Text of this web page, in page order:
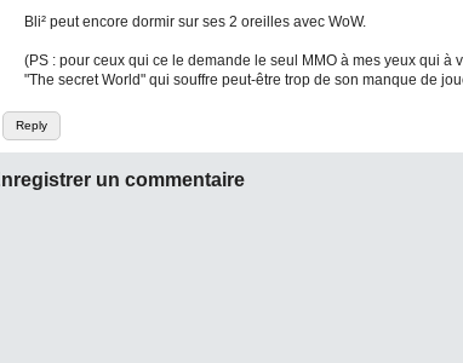
Reply
Bli² peut encore dormir sur ses 2 oreilles avec WoW.
(PS : pour ceux qui ce le demande le seul MMO à mes yeux qui à
"The secret World" qui souffre peut-être trop de son manque de
un commentaire